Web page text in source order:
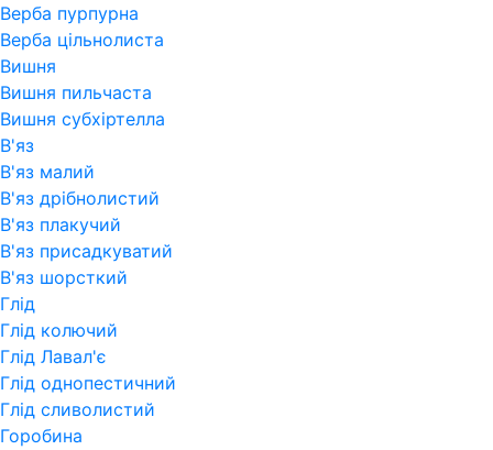
Верба пурпурна
Верба цільнолиста
Вишня
Вишня пильчаста
Вишня субхіртелла
В'яз
В'яз малий
В'яз дрібнолистий
В'яз плакучий
В'яз присадкуватий
В'яз шорсткий
Глід
Глід колючий
Глід Лавал'є
Глід однопестичний
Глід сливолистий
Горобина